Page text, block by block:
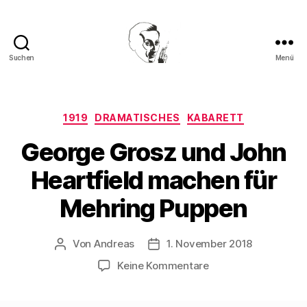
Suchen Menü
Kategorien
1919 DRAMATISCHES KABARETT
George Grosz und John
Heartfield machen für
Mehring Puppen
Beitragsautor
Von Andreas Beitragsdatum
1. November 2018
Keine Kommentarezu